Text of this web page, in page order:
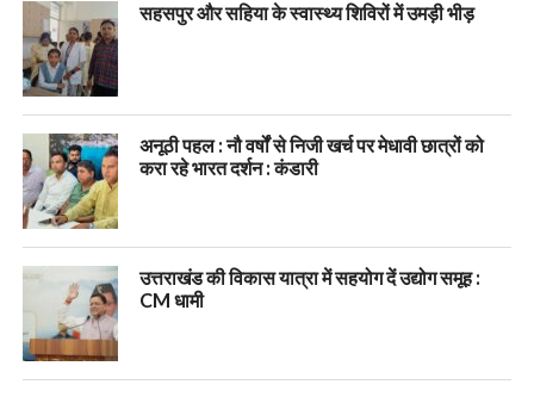
सहसपुर और सहिया के स्वास्थ्य शिविरों में उमड़ी भीड़
अनूठी पहल : नौ वर्षों से निजी खर्च पर मेधावी छात्रों को
करा रहे भारत दर्शन : कंडारी
उत्तराखंड की विकास यात्रा में सहयोग दें उद्योग समूह :
CM धामी